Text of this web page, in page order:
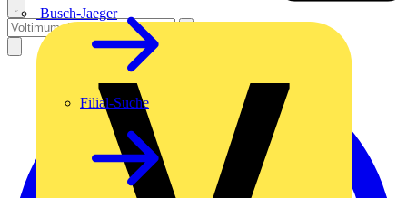
Busch-Jaeger
Filial-Suche